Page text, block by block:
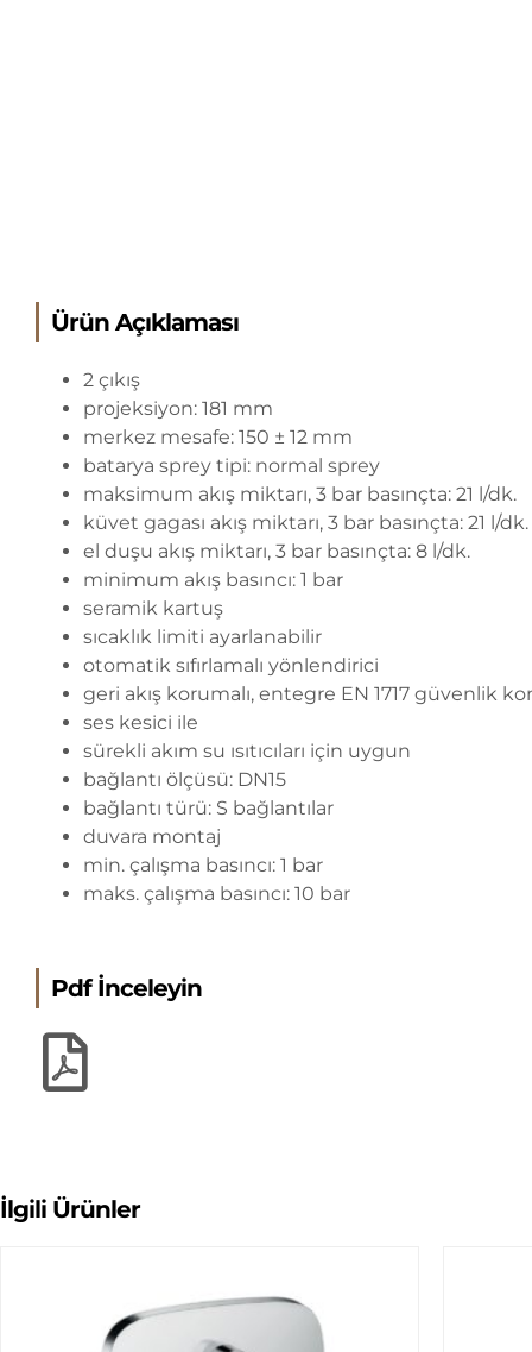
Ürün Açıklaması
2 çıkış
projeksiyon: 181 mm
merkez mesafe: 150 ± 12 mm
batarya sprey tipi: normal sprey
maksimum akış miktarı, 3 bar basınçta: 21 l/dk.
küvet gagası akış miktarı, 3 bar basınçta: 21 l/dk.
el duşu akış miktarı, 3 bar basınçta: 8 l/dk.
minimum akış basıncı: 1 bar
seramik kartuş
sıcaklık limiti ayarlanabilir
otomatik sıfırlamalı yönlendirici
geri akış korumalı, entegre EN 1717 güvenlik
ses kesici ile
sürekli akım su ısıtıcıları için uygun
bağlantı ölçüsü: DN15
bağlantı türü: S bağlantılar
duvara montaj
min. çalışma basıncı: 1 bar
maks. çalışma basıncı: 10 bar
Pdf İnceleyin
İlgili Ürünler